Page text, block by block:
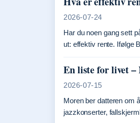
2026-07-24
Har du noen gang sett
ut: effektiv rente. Ifølge
En liste for livet
2026-07-15
Moren ber datteren om
jazzkonserter,